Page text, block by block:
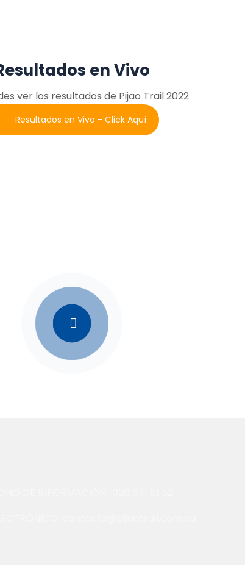
en Vivo
ver los resultados de Pijao Trail 2022
Resultados en Vivo - Click Aquí